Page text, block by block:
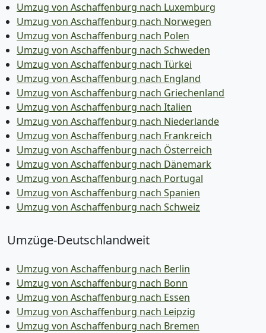
Umzug von Aschaffenburg nach Luxemburg
Umzug von Aschaffenburg nach Norwegen
Umzug von Aschaffenburg nach Polen
Umzug von Aschaffenburg nach Schweden
Umzug von Aschaffenburg nach Türkei
Umzug von Aschaffenburg nach England
Umzug von Aschaffenburg nach Griechenland
Umzug von Aschaffenburg nach Italien
Umzug von Aschaffenburg nach Niederlande
Umzug von Aschaffenburg nach Frankreich
Umzug von Aschaffenburg nach Österreich
Umzug von Aschaffenburg nach Dänemark
Umzug von Aschaffenburg nach Portugal
Umzug von Aschaffenburg nach Spanien
Umzug von Aschaffenburg nach Schweiz
Umzüge-Deutschlandweit
Umzug von Aschaffenburg nach Berlin
Umzug von Aschaffenburg nach Bonn
Umzug von Aschaffenburg nach Essen
Umzug von Aschaffenburg nach Leipzig
Umzug von Aschaffenburg nach Bremen